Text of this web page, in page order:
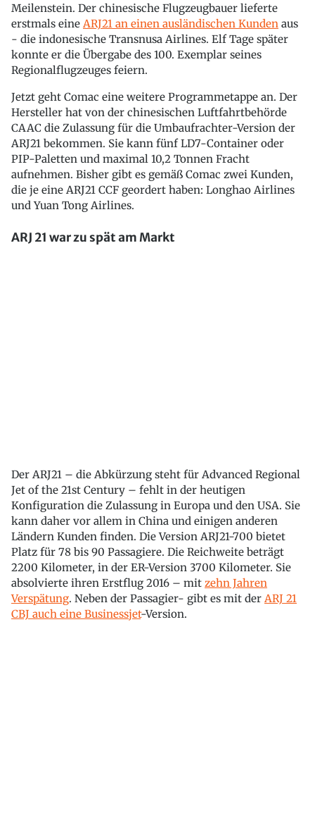
Meilenstein. Der chinesische Flugzeugbauer lieferte
erstmals eine ARJ21 an einen ausländischen Kunden aus
- die indonesische Transnusa Airlines. Elf Tage später
konnte er die Übergabe des 100. Exemplar seines
Regionalflugzeuges feiern.
Jetzt geht Comac eine weitere Programmetappe an. Der
Hersteller hat von der chinesischen Luftfahrtbehörde
CAAC die Zulassung für die Umbaufrachter-Version der
ARJ21 bekommen. Sie kann fünf LD7-Container oder
PIP-Paletten und maximal 10,2 Tonnen Fracht
aufnehmen. Bisher gibt es gemäß Comac zwei Kunden,
die je eine ARJ21 CCF geordert haben: Longhao Airlines
und Yuan Tong Airlines.
ARJ 21 war zu spät am Markt
Der ARJ21 – die Abkürzung steht für Advanced Regional
Jet of the 21st Century – fehlt in der heutigen
Konfiguration die Zulassung in Europa und den USA. Sie
kann daher vor allem in China und einigen anderen
Ländern Kunden finden. Die Version ARJ21-700 bietet
Platz für 78 bis 90 Passagiere. Die Reichweite beträgt
2200 Kilometer, in der ER-Version 3700 Kilometer. Sie
absolvierte ihren Erstflug 2016 – mit zehn Jahren
Verspätung. Neben der Passagier- gibt es mit der ARJ 21
CBJ auch eine Businessjet-Version.